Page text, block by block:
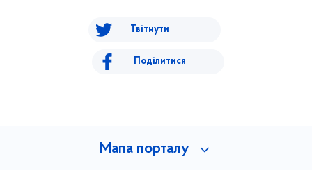
Твітнути
Поділитися
Мапа порталу